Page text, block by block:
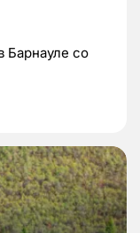
Барнауле со